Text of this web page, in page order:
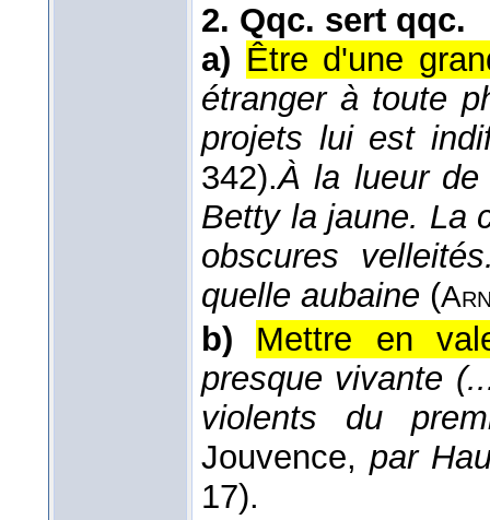
2. Qqc. sert qqc.
a) Être d'une
étranger à toute
projets lui est
342).À la lueur de
Betty la jaune. La
obscures
quelle aubaine (
b)
Mettre en
presque vivante
violents du
Jouvence, par
17).